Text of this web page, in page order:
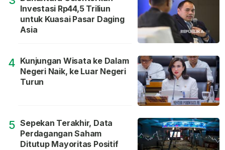
Investasi Rp44,5 Triliun
untuk Kuasai Pasar Daging
Asia
4 Kunjungan Wisata ke Dalam
Negeri Naik, ke Luar Negeri
Turun
5 Sepekan Terakhir, Data
Perdagangan Saham
Ditutup Mayoritas Positif